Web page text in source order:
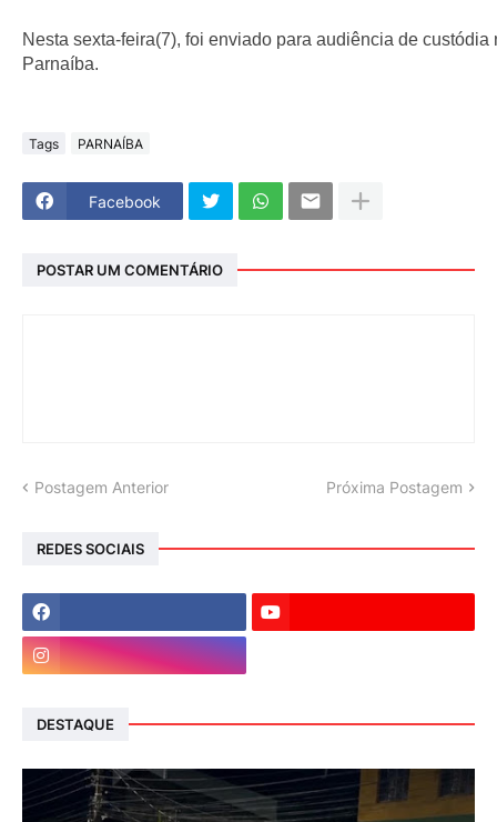
Nesta sexta-feira(7), foi enviado para audiência de custódia
Parnaíba.
Tags PARNAÍBA
Facebook
POSTAR UM COMENTÁRIO
Postagem Anterior Próxima Postagem
REDES SOCIAIS
DESTAQUE